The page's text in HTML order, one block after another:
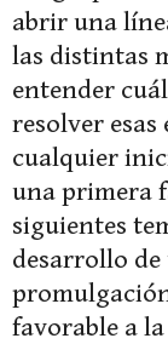
abrir una
las distintas
entender
resolver esas
cualquier
una primera
siguientes
desarrollo
favorable a